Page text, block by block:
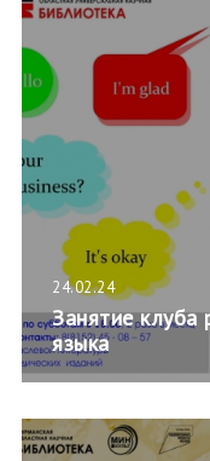
24.02.24
Занятие клуба
языка